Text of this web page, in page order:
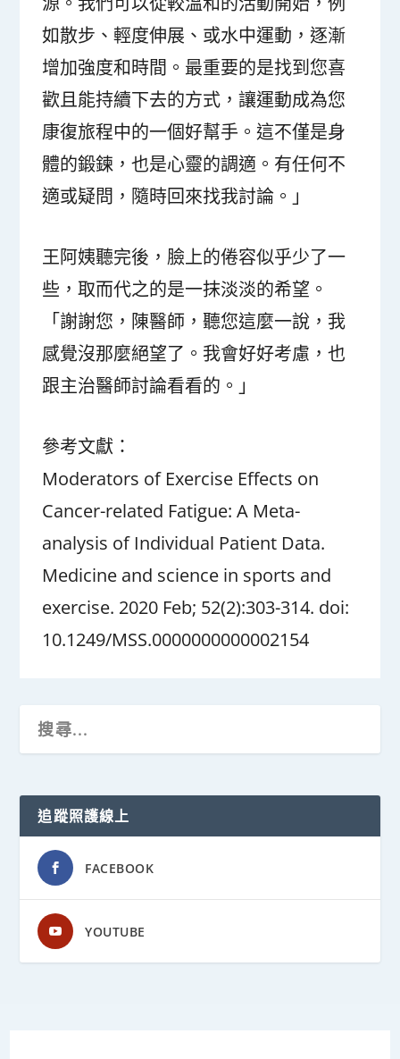
如散步、輕度伸展、或水中運動，逐漸
增加強度和時間。最重要的是找到您喜
歡且能持續下去的方式，讓運動成為您
康復旅程中的一個好幫手。這不僅是身
體的鍛鍊，也是心靈的調適。有任何不
適或疑問，隨時回來找我討論。」
王阿姨聽完後，臉上的倦容似乎少了一
些，取而代之的是一抹淡淡的希望。
「謝謝您，陳醫師，聽您這麼一說，我
感覺沒那麼絕望了。我會好好考慮，也
跟主治醫師討論看看的。」
參考文獻：
Moderators of Exercise Effects on
Cancer-related Fatigue: A Meta-
analysis of Individual Patient Data.
Medicine and science in sports and
exercise. 2020 Feb; 52(2):303-314. doi:
10.1249/MSS.0000000000002154
追蹤照護線上
FACEBOOK
YOUTUBE